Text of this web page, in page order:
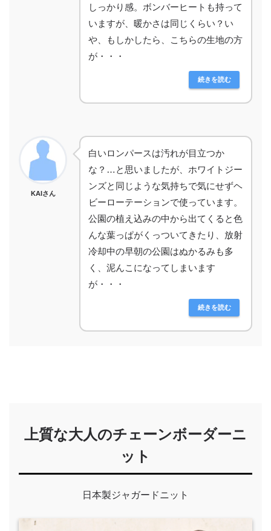
しっかり感。ボンバーヒートも持って
いますが、暖かさは同じくらい？い
や、もしかしたら、こちらの生地の方
が・・・
続きを読む
KAIさん
白いロンパースは汚れが目立つか
な？…と思いましたが、ホワイトジー
ンズと同じような気持ちで気にせずヘ
ビーローテーションで使っています。
公園の植え込みの中から出てくると色
んな葉っぱがくっついてきたり、放射
冷却中の早朝の公園はぬかるみも多
く、泥んこになってしまいます
が・・・
続きを読む
上質な大人のチェーンボーダーニ
ット
日本製ジャガードニット